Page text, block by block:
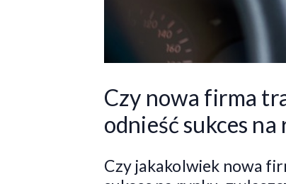
Czy nowa firma
odnieść sukces na
Czy jakakolwiek nowa